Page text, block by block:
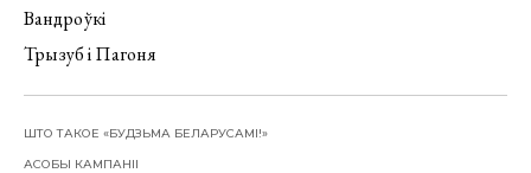
Вандроўкі
Трызуб і Пагоня
ШТО ТАКОЕ «БУДЗЬМА БЕЛАРУСАМІ!»
АСОБЫ КАМПАНІІ